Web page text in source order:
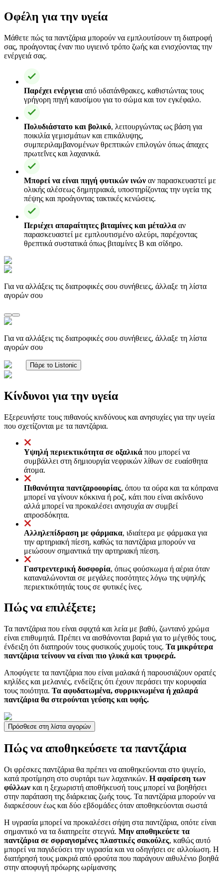
Οφέλη για την υγεία
Μάθετε πώς τα παντζάρια μπορούν να εμπλουτίσουν τη διατροφή
σας, προάγοντας έναν πιο υγιεινό τρόπο ζωής και ενισχύοντας την
ενέργειά σας.
Παρέχει ενέργεια από υδατάνθρακες, καθιστώντας τους
γρήγορη πηγή καυσίμου για το σώμα και τον εγκέφαλο.
Πολυδιάστατο και βολικό, λειτουργώντας ως βάση για
ποικιλία γεμισμάτων και επικάλυψης,
συμπεριλαμβανομένων θρεπτικών επιλογών όπως άπαχες
πρωτεΐνες και λαχανικά.
Μπορεί να είναι πηγή φυτικών ινών αν παρασκευαστεί με
ολικής αλέσεως δημητριακά, υποστηρίζοντας την υγεία της
πέψης και προάγοντας τακτικές κενώσεις.
Περιέχει απαραίτητες βιταμίνες και μέταλλα αν
παρασκευαστεί με εμπλουτισμένο αλεύρι, παρέχοντας
θρεπτικά συστατικά όπως βιταμίνες B και σίδηρο.
Για να αλλάξεις τις διατροφικές σου συνήθειες, άλλαξε τη λίστα
αγορών σου
Για να αλλάξεις τις διατροφικές σου συνήθειες, άλλαξε τη λίστα
αγορών σου
Πάρε το Listonic
Κίνδυνοι για την υγεία
Εξερευνήστε τους πιθανούς κινδύνους και ανησυχίες για την υγεία
που σχετίζονται με τα παντζάρια.
Υψηλή περιεκτικότητα σε οξαλικά που μπορεί να
συμβάλλει στη δημιουργία νεφρικών λίθων σε ευαίσθητα
άτομα.
Πιθανότητα παντζαροουρίας, όπου τα ούρα και τα κόπρανα
μπορεί να γίνουν κόκκινα ή ροζ, κάτι που είναι ακίνδυνο
αλλά μπορεί να προκαλέσει ανησυχία αν συμβεί
απροσδόκητα.
Αλληλεπίδραση με φάρμακα, ιδιαίτερα με φάρμακα για
την αρτηριακή πίεση, καθώς τα παντζάρια μπορούν να
μειώσουν σημαντικά την αρτηριακή πίεση.
Γαστρεντερική δυσφορία, όπως φούσκωμα ή αέρια όταν
καταναλώνονται σε μεγάλες ποσότητες λόγω της υψηλής
περιεκτικότητάς τους σε φυτικές ίνες.
Πώς να επιλέξετε;
Τα παντζάρια που είναι σφιχτά και λεία με βαθύ, ζωντανό χρώμα
είναι επιθυμητά. Πρέπει να αισθάνονται βαριά για το μέγεθός τους,
ένδειξη ότι διατηρούν τους φυσικούς χυμούς τους. Τα μικρότερα
παντζάρια τείνουν να είναι πιο γλυκά και τρυφερά.
Αποφύγετε τα παντζάρια που είναι μαλακά ή παρουσιάζουν ορατές
κηλίδες και μελανιές, ενδείξεις ότι έχουν περάσει την κορυφαία
τους ποιότητα. Τα αφυδατωμένα, συρρικνωμένα ή χαλαρά
παντζάρια θα στερούνται γεύσης και υφής.
Πρόσθεσε στη λίστα αγορών
Πώς να αποθηκεύσετε τα παντζάρια
Οι φρέσκες παντζάρια θα πρέπει να αποθηκεύονται στο ψυγείο,
κατά προτίμηση στο συρτάρι των λαχανικών. Η αφαίρεση των
φύλλων και η ξεχωριστή αποθήκευσή τους μπορεί να βοηθήσει
στην παράταση της διάρκειας ζωής τους. Τα παντζάρια μπορούν να
διαρκέσουν έως και δύο εβδομάδες όταν αποθηκεύονται σωστά
Η υγρασία μπορεί να προκαλέσει σήψη στα παντζάρια, οπότε είναι
σημαντικό να τα διατηρείτε στεγνά. Μην αποθηκεύετε τα
παντζάρια σε σφραγισμένες πλαστικές σακούλες, καθώς αυτό
μπορεί να παγιδεύσει την υγρασία και να οδηγήσει σε αλλοίωση. Η
διατήρησή τους μακριά από φρούτα που παράγουν αιθυλένιο βοηθά
στην αποφυγή πρόωρης ωρίμανσης